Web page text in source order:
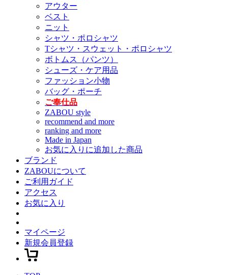
アウター
ベスト
ニット
シャツ・ポロシャツ
Tシャツ・スウェット・ポロシャツ
ボトムス（パンツ）
シューズ・ケア用品
ファッション小物
バッグ・ポーチ
ご奉仕品
ZABOU style
recommend and more
ranking and more
Made in Japan
お気に入りに追加した商品
ブランド
ZABOUについて
ご利用ガイド
アクセス
お気に入り
マイページ
新規会員登録